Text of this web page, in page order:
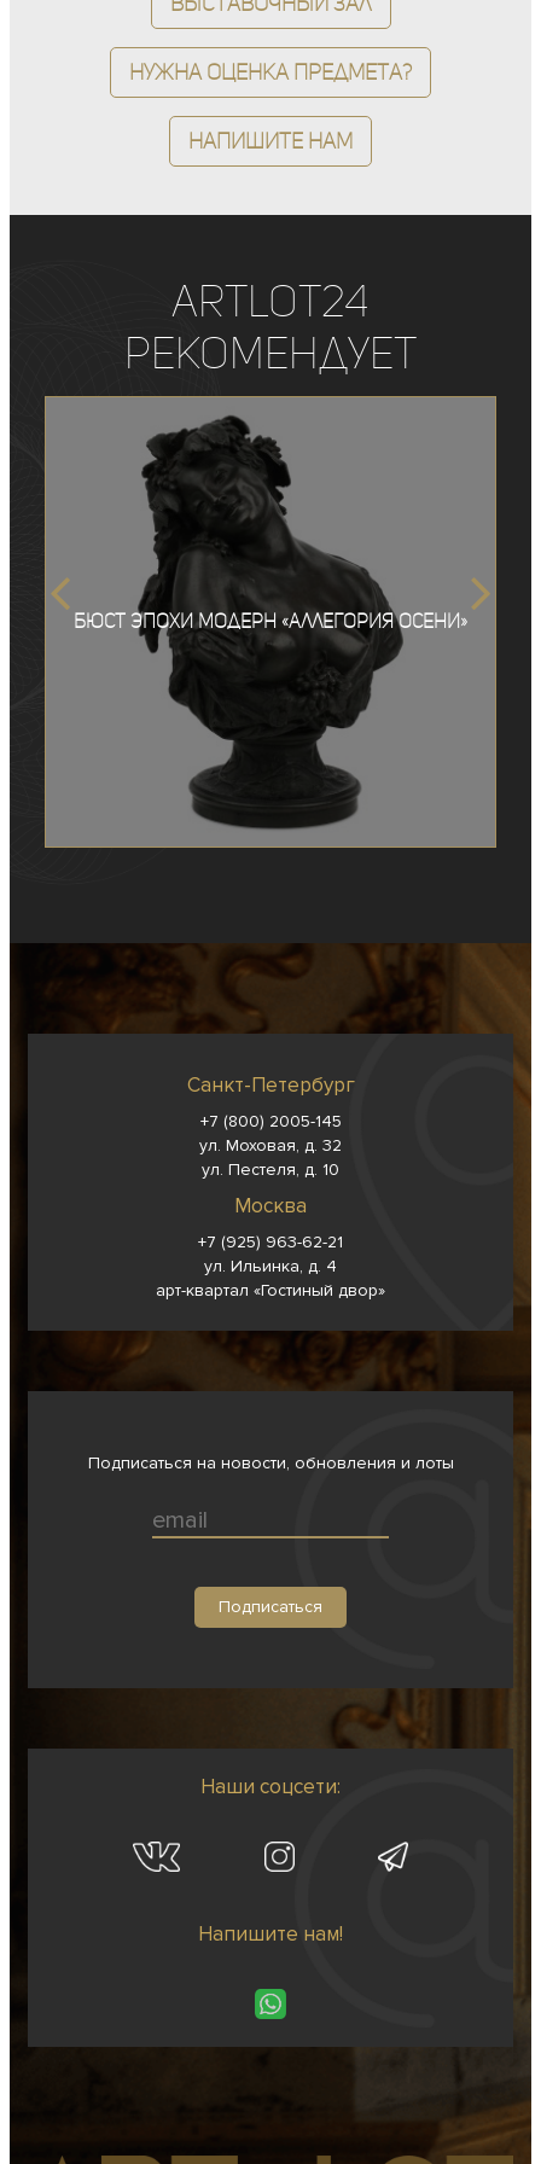
Нужна оценка предмета?
Напишите нам
ArtLot24
рекомендует
Бюст эпохи модерн «Аллегория осени»
Санкт-Петербург
+7 (800) 2005-145
ул. Моховая, д. 32
ул. Пестеля, д. 10
Москва
+7 (925) 963-62-21
ул. Ильинка, д. 4
арт-квартал «Гостиный двор»
Подписаться на новости, обновления и лоты
Наши соцсети:
Напишите нам!